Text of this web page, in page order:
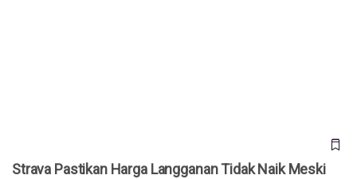
Strava Pastikan Harga Langganan Tidak Naik Meski